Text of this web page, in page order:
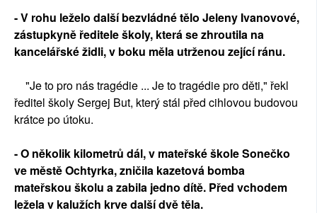
- V rohu leželo další bezvládné tělo Jeleny Ivanovové,
zástupkyně ředitele školy, která se zhroutila na
kancelářské židli, v boku měla utrženou zející ránu.
"Je to pro nás tragédie ... Je to tragédie pro děti," řekl
ředitel školy Sergej But, který stál před cihlovou budovou
krátce po útoku.
- O několik kilometrů dál, v mateřské škole Sonečko
ve městě Ochtyrka, zničila kazetová bomba
mateřskou školu a zabila jedno dítě. Před vchodem
ležela v kalužích krve další dvě těla.